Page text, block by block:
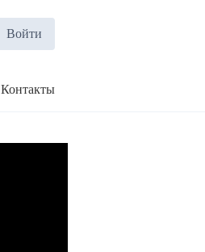
Войти
Контакты